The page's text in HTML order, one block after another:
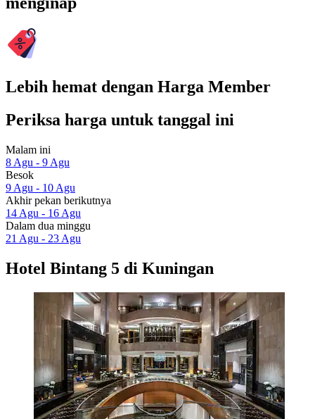
Lebih hemat dengan Harga Member
Periksa harga untuk tanggal ini
Malam ini
8 Agu - 9 Agu
Besok
9 Agu - 10 Agu
Akhir pekan berikutnya
14 Agu - 16 Agu
Dalam dua minggu
21 Agu - 23 Agu
Hotel Bintang 5 di Kuningan